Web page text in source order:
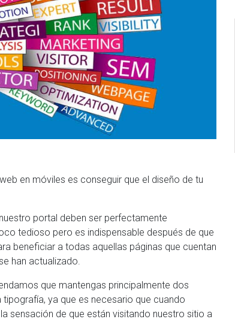
en móviles es conseguir que el diseño de tu
portal deben ser perfectamente
tedioso pero es indispensable después de que
beneficiar a todas aquellas páginas que cuentan
han actualizado.
que mantengas principalmente dos
ya que es necesario que cuando
sensación de que están visitando nuestro sitio a